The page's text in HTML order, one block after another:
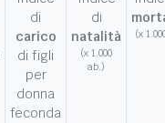
di
carico
di figli
per
donna
feconda
di
natalità
(x 1.000
ab.)
(x